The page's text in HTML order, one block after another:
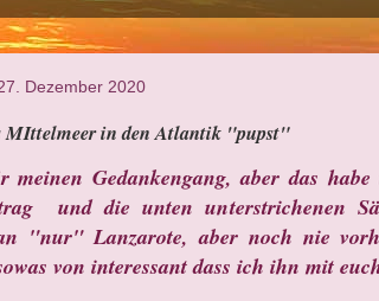
Dezember 2020
MIttelmeer in den Atlantik "pupst"
meinen Gedankengang, aber das
und die unten unterstrichenen
"nur" Lanzarote, aber noch nie
von interessant dass ich ihn mit